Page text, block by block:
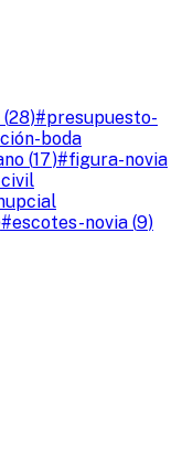
(28)#presupuesto-
boda
(17)#figura-novia
#escotes-novia (9)